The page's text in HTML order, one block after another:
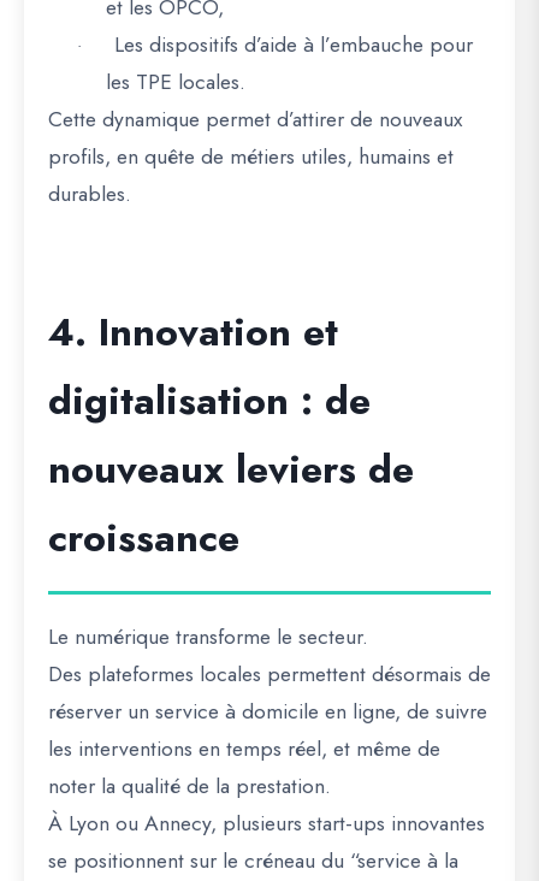
et les OPCO,
· Les dispositifs d’aide à l’embauche pour
les TPE locales.
Cette dynamique permet d’attirer de nouveaux
profils, en quête de métiers utiles, humains et
durables.
4. Innovation et
digitalisation : de
nouveaux leviers de
croissance
Le numérique transforme le secteur.
Des plateformes locales permettent désormais de
réserver un service à domicile en ligne, de suivre
les interventions en temps réel, et même de
noter la qualité de la prestation.
À Lyon ou Annecy, plusieurs start-ups innovantes
se positionnent sur le créneau du “service à la